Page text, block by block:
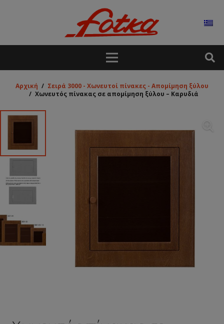
Αρχική / Σειρά 3000 - Χωνευτοί πίνακες - Απομίμηση ξύλου
/ Χωνευτός πίνακας σε απομίμηση ξύλου – Καρυδιά